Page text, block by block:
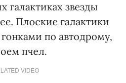
галактиках звезды
Плоские галактики
по автодрому,
пчел.
VIDEO